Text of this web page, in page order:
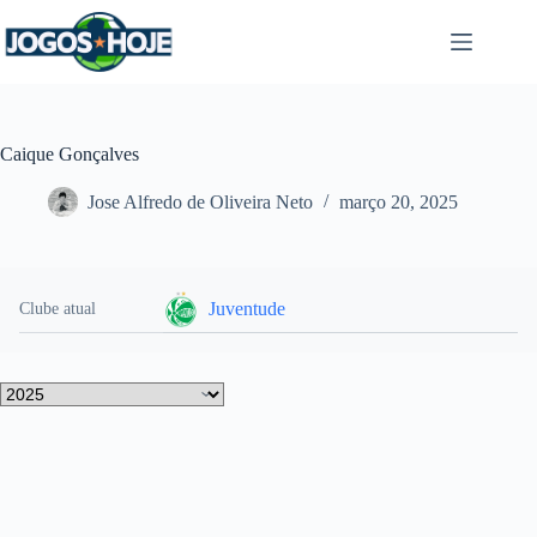
para
o
Caique Gonçalves
Jose Alfredo de Oliveira Neto março 20, 2025
Clube atual Juventude